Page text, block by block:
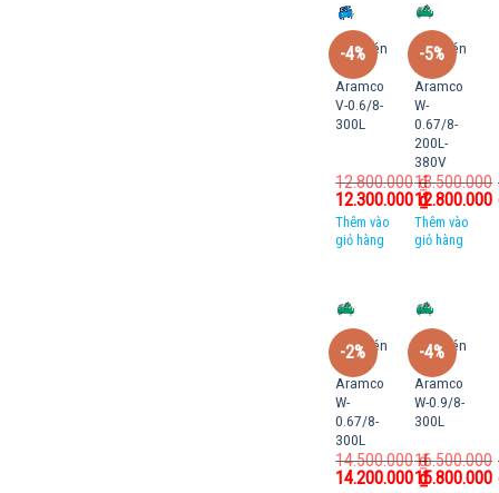
-4%
Máy nén
Aramco
V-0.6/8-
300L
12.800.000 ₫
12.300.000 ₫
Thêm vào
giỏ hàng
-5%
Máy nén
khí
Aramco
W-
0.67/8-
200L-
380V
13.500.000
12.800.000
Thêm vào
giỏ hàng
-2%
Máy nén
khí
Aramco
W-
0.67/8-
300L
14.500.000 ₫
14.200.000 ₫
-4%
Máy nén
khí
Aramco
W-0.9/8-
300L
16.500.000
15.800.000